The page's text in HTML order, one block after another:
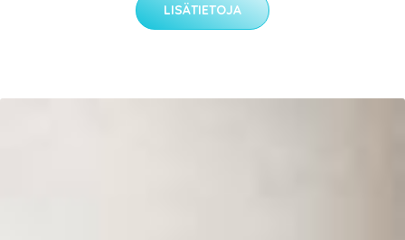
LISÄTIETOJA